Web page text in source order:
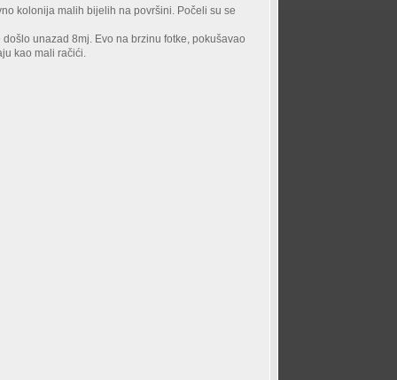
kolonija malih bijelih na površini. Počeli su se
unazad 8mj. Evo na brzinu fotke, pokušavao
kao mali račići.